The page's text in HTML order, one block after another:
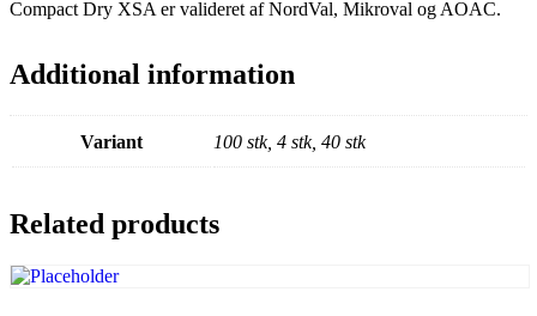
Compact Dry XSA er valideret af NordVal, Mikroval og AOAC.
Additional information
Variant 100 stk, 4 stk, 40 stk
Related products